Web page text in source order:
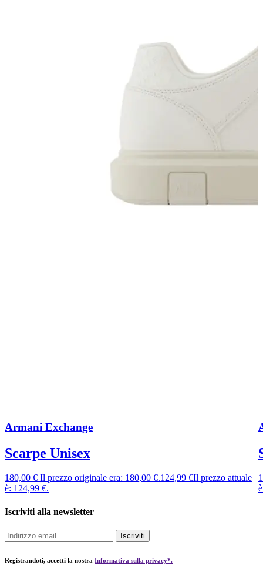
Armani Exchange
Scarpe Unisex
180,00€ Il prezzo originale era: 180,00 €.124,99 €Il prezzo attuale
è: 124,99 €.
Iscriviti alla newsletter
Iscriviti
Registrandoti, accetti la nostra Informativa sulla privacy*.